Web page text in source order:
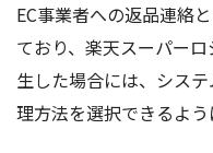
EC事業者への返品連絡
ており、楽天スーパー
生した場合には、シス
理方法を選択できるよう